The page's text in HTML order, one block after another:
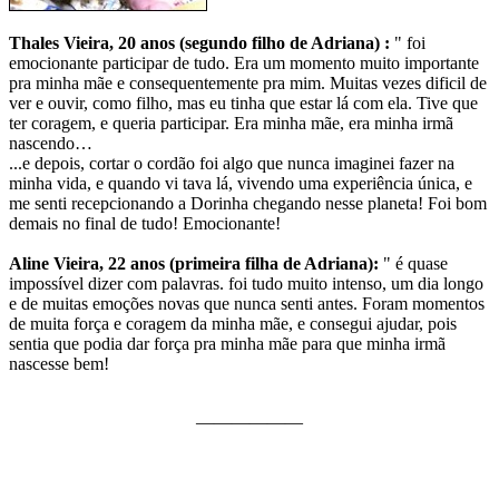
Thales Vieira, 20 anos (segundo filho de Adriana) : " foi
emocionante participar de tudo. Era um momento muito importante
pra minha mãe e consequentemente pra mim. Muitas vezes dificil de
ver e ouvir, como filho, mas eu tinha que estar lá com ela. Tive que
ter coragem, e queria participar. Era minha mãe, era minha irmã
nascendo…
...e depois, cortar o cordão foi algo que nunca imaginei fazer na
minha vida, e quando vi tava lá, vivendo uma experiência única, e
me senti recepcionando a Dorinha chegando nesse planeta! Foi bom
demais no final de tudo! Emocionante!
Aline Vieira, 22 anos (primeira filha de Adriana): " é quase
impossível dizer com palavras. foi tudo muito intenso, um dia longo
e de muitas emoções novas que nunca senti antes. Foram momentos
de muita força e coragem da minha mãe, e consegui ajudar, pois
sentia que podia dar força pra minha mãe para que minha irmã
nascesse bem!
——————